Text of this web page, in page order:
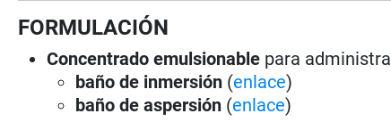
FORMULACIÓN
Concentrado emulsionable para
baño de inmersión (enlace)
baño de aspersión (enlace)